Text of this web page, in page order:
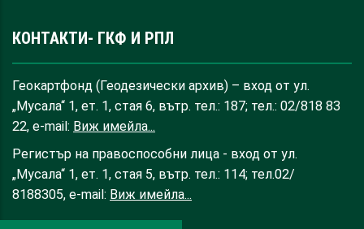
КОНТАКТИ- ГКФ И РПЛ
Геокартфонд (Геодезически архив) – вход от ул.
„Мусала“ 1, ет. 1, стая 6, вътр. тел.: 187; тел.: 02/818 83
22, e-mail: Виж имейла...
Регистър на правоспособни лица - вход от ул.
„Мусала“ 1, ет. 1, стая 5, вътр. тел.: 114; тел.02/
8188305, e-mail: Виж имейла...